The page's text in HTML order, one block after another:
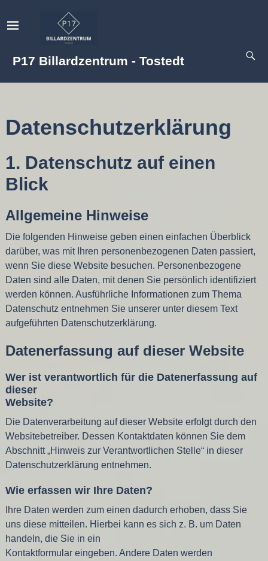
P17 Billardzentrum - Tostedt
Datenschutz­erklärung
1. Datenschutz auf einen
Blick
Allgemeine Hinweise
Die folgenden Hinweise geben einen einfachen Überblick
darüber, was mit Ihren personenbezogenen Daten passiert,
wenn Sie diese Website besuchen. Personenbezogene
Daten sind alle Daten, mit denen Sie persönlich identifiziert
werden können. Ausführliche Informationen zum Thema
Datenschutz entnehmen Sie unserer unter diesem Text
aufgeführten Datenschutzerklärung.
Datenerfassung auf dieser Website
Wer ist verantwortlich für die Datenerfassung auf
dieser
Website?
Die Datenverarbeitung auf dieser Website erfolgt durch den
Websitebetreiber. Dessen Kontaktdaten können Sie dem
Abschnitt „Hinweis zur Verantwortlichen Stelle“ in dieser
Datenschutzerklärung entnehmen.
Wie erfassen wir Ihre Daten?
Ihre Daten werden zum einen dadurch erhoben, dass Sie
uns diese mitteilen. Hierbei kann es sich z. B. um Daten
handeln, die Sie in ein
Kontaktformular eingeben. Andere Daten werden